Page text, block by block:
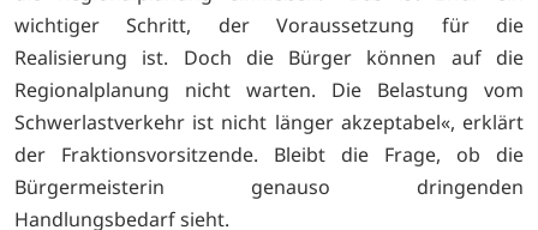
wichtiger Schritt, der Voraussetzung für die
Realisierung ist. Doch die Bürger können auf die
Regionalplanung nicht warten. Die Belastung vom
Schwerlastverkehr ist nicht länger akzeptabel«, erklärt
der Fraktionsvorsitzende. Bleibt die Frage, ob die
Bürgermeisterin genauso dringenden
Handlungsbedarf sieht.